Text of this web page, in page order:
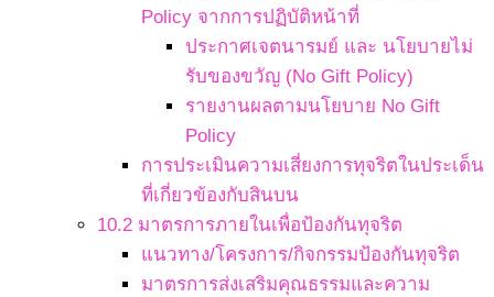
Policy จากการปฏิบัติหน้าที่
ประกาศเจตนารมย์ และ นโยบายไม่
รับของขวัญ (No Gift Policy)
รายงานผลตามนโยบาย No Gift
Policy
การประเมินความเสี่ยงการทุจริตในประเด็น
ที่เกี่ยวข้องกับสินบน
10.2 มาตรการภายในเพื่อป้องกันทุจริต
แนวทาง/โครงการ/กิจกรรมป้องกันทุจริต
มาตรการส่งเสริมคุณธรรมและความ